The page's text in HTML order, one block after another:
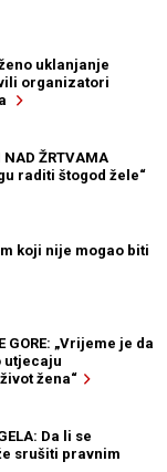
uklanjanje
organizatori
NAD ŽRTVAMA
raditi štogod žele“
koji nije mogao biti
GORE: „Vrijeme je da
utjecaju
žena“
Da li se
srušiti pravnim